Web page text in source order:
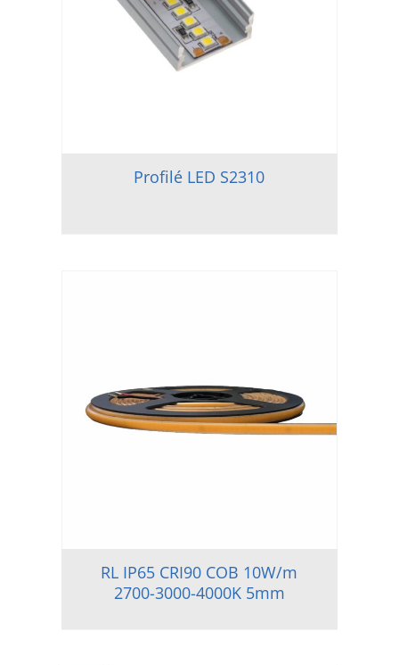
Profilé LED S2310
RL IP65 CRI90 COB 10W/m
2700-3000-4000K 5mm